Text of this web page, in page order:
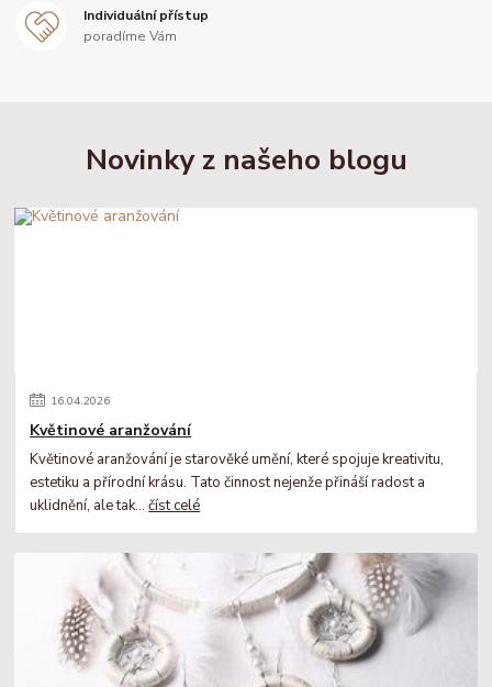
Individuální přístup
poradíme Vám
Novinky z našeho blogu
16.04.2026
Květinové aranžování
Květinové aranžování je starověké umění, které spojuje kreativitu,
estetiku a přírodní krásu. Tato činnost nejenže přináší radost a
uklidnění, ale tak...číst celé